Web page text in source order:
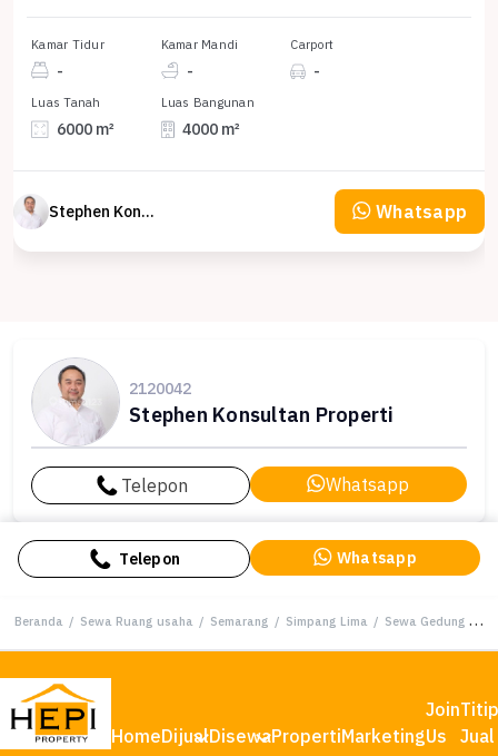
Kamar Tidur
-
Kamar Mandi
-
Carport
-
Luas Tanah
6000 m²
Luas Bangunan
4000 m²
Stephen Konsultan Properti Whatsapp
2120042
Stephen Konsultan Properti
Telepon Whatsapp
Telepon Whatsapp
Beranda / Sewa Ruang usaha / Semarang / Simpang Lima / Sewa Gedung Tengah Kota Semarang, Strategis !!
HomeDijualDisewaPropertiMarketing
Join
Us
Jual